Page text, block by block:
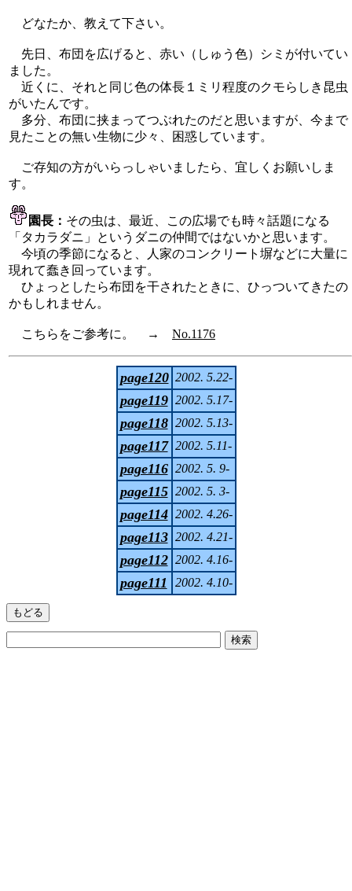
どなたか、教えて下さい。
先日、布団を広げると、赤い（しゅう色）シミが付いてい
ました。
近くに、それと同じ色の体長１ミリ程度のクモらしき昆虫
がいたんです。
多分、布団に挟まってつぶれたのだと思いますが、今まで
見たことの無い生物に少々、困惑しています。
ご存知の方がいらっしゃいましたら、宜しくお願いしま
す。
園長： その虫は、最近、この広場でも時々話題になる
「タカラダニ」というダニの仲間ではないかと思います。
今頃の季節になると、人家のコンクリート塀などに大量に
現れて蠢き回っています。
ひょっとしたら布団を干されたときに、ひっついてきたの
かもしれません。
こちらをご参考に。 → No.1176
page120 2002. 5.22-
page119 2002. 5.17-
page118 2002. 5.13-
page117 2002. 5.11-
page116 2002. 5. 9-
page115 2002. 5. 3-
page114 2002. 4.26-
page113 2002. 4.21-
page112 2002. 4.16-
page111 2002. 4.10-